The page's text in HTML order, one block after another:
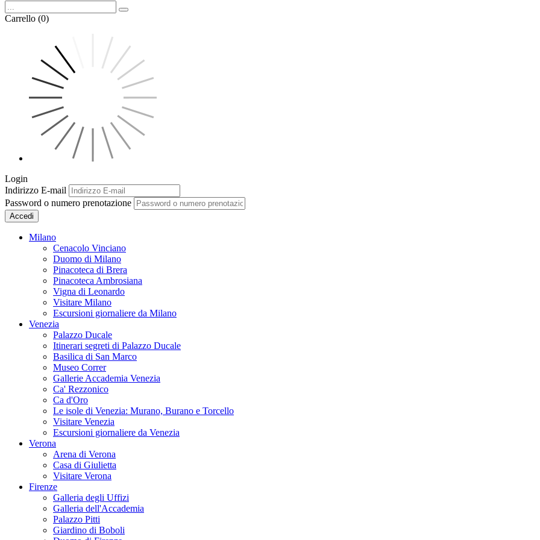
Carrello (0)
Login
Indirizzo E-mail
Password o numero prenotazione
Accedi
Milano
Cenacolo Vinciano
Duomo di Milano
Pinacoteca di Brera
Pinacoteca Ambrosiana
Vigna di Leonardo
Visitare Milano
Escursioni giornaliere da Milano
Venezia
Palazzo Ducale
Itinerari segreti di Palazzo Ducale
Basilica di San Marco
Museo Correr
Gallerie Accademia Venezia
Ca' Rezzonico
Ca d'Oro
Le isole di Venezia: Murano, Burano e Torcello
Visitare Venezia
Escursioni giornaliere da Venezia
Verona
Arena di Verona
Casa di Giulietta
Visitare Verona
Firenze
Galleria degli Uffizi
Galleria dell'Accademia
Palazzo Pitti
Giardino di Boboli